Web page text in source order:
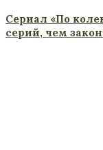
Сериал «По
серий, чем